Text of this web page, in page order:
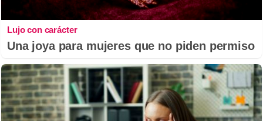
Lujo con carácter
Una joya para mujeres que no piden permiso